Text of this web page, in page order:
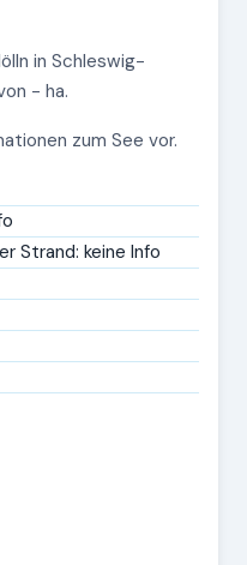
in Schleswig-
- ha.
zum See vor.
Strand: keine Info